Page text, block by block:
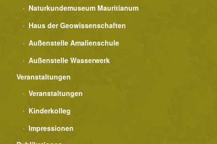
Naturkundemuseum Mauritianum
Haus der Geowissenschaften
Außenstelle Amalienschule
Außenstelle Wasserwerk
Veranstaltungen
Veranstaltungen
Kinderkolleg
Impressionen